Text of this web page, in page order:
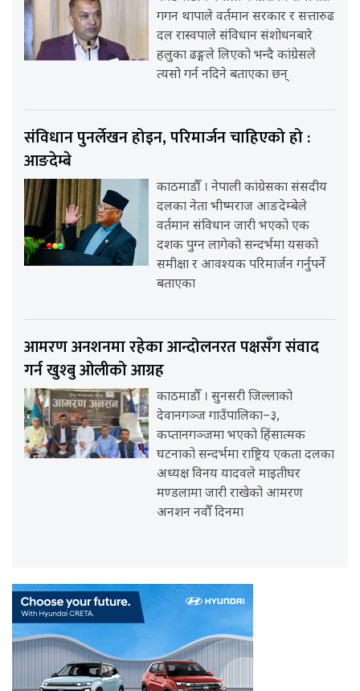
गगन थापाले वर्तमान सरकार र सत्तारुढ
दल रास्वपाले संविधान संशोधनबारे
हलुका ढङ्गले लिएको भन्दै कांग्रेसले
त्यसो गर्न नदिने बताएका छन्
संविधान पुनर्लेखन होइन, परिमार्जन चाहिएको हो :
आङदेम्बे
काठमाडौँ । नेपाली कांग्रेसका संसदीय
दलका नेता भीष्मराज आङदेम्बेले
वर्तमान संविधान जारी भएको एक
दशक पुग्न लागेको सन्दर्भमा यसको
समीक्षा र आवश्यक परिमार्जन गर्नुपर्ने
बताएका
आमरण अनशनमा रहेका आन्दोलनरत पक्षसँग संवाद
गर्न खुश्बु ओलीको आग्रह
काठमाडौँ । सुनसरी जिल्लाको
देवानगञ्ज गाउँपालिका–३,
कप्तानगञ्जमा भएको हिंसात्मक
घटनाको सन्दर्भमा राष्ट्रिय एकता दलका
अध्यक्ष विनय यादवले माइतीघर
मण्डलामा जारी राखेको आमरण
अनशन नवौँ दिनमा